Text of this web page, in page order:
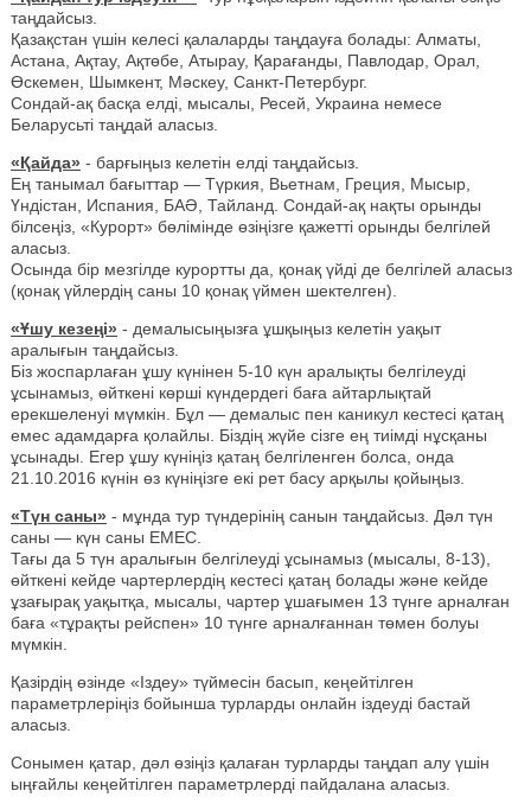
таңдайсыз.
Қазақстан үшін келесі қалаларды таңдауға болады: Алматы,
Астана, Ақтау, Ақтөбе, Атырау, Қарағанды, Павлодар, Орал,
Өскемен, Шымкент, Мәскеу, Санкт-Петербург.
Сондай-ақ басқа елді, мысалы, Ресей, Украина немесе
Беларусьті таңдай аласыз.
«Қайда» - барғыңыз келетін елді таңдайсыз.
Ең танымал бағыттар — Түркия, Вьетнам, Греция, Мысыр,
Үндістан, Испания, БАӘ, Тайланд. Сондай-ақ нақты орынды
білсеңіз, «Курорт» бөлімінде өзіңізге қажетті орынды белгілей
аласыз.
Осында бір мезгілде курортты да, қонақ үйді де белгілей аласыз
(қонақ үйлердің саны 10 қонақ үймен шектелген).
«Ұшу кезеңі» - демалысыңызға ұшқыңыз келетін уақыт
аралығын таңдайсыз.
Біз жоспарлаған ұшу күнінен 5-10 күн аралықты белгілеуді
ұсынамыз, өйткені көрші күндердегі баға айтарлықтай
ерекшеленуі мүмкін. Бұл — демалыс пен каникул кестесі қатаң
емес адамдарға қолайлы. Біздің жүйе сізге ең тиімді нұсқаны
ұсынады. Егер ұшу күніңіз қатаң белгіленген болса, онда
21.10.2016 күнін өз күніңізге екі рет басу арқылы қойыңыз.
«Түн саны» - мұнда тур түндерінің санын таңдайсыз. Дәл түн
саны — күн саны ЕМЕС.
Тағы да 5 түн аралығын белгілеуді ұсынамыз (мысалы, 8-13),
өйткені кейде чартерлердің кестесі қатаң болады және кейде
ұзағырақ уақытқа, мысалы, чартер ұшағымен 13 түнге арналған
баға «тұрақты рейспен» 10 түнге арналғаннан төмен болуы
мүмкін.
Қазірдің өзінде «Іздеу» түймесін басып, кеңейтілген
параметрлеріңіз бойынша турларды онлайн іздеуді бастай
аласыз.
Сонымен қатар, дәл өзіңіз қалаған турларды таңдап алу үшін
ыңғайлы кеңейтілген параметрлерді пайдалана аласыз.